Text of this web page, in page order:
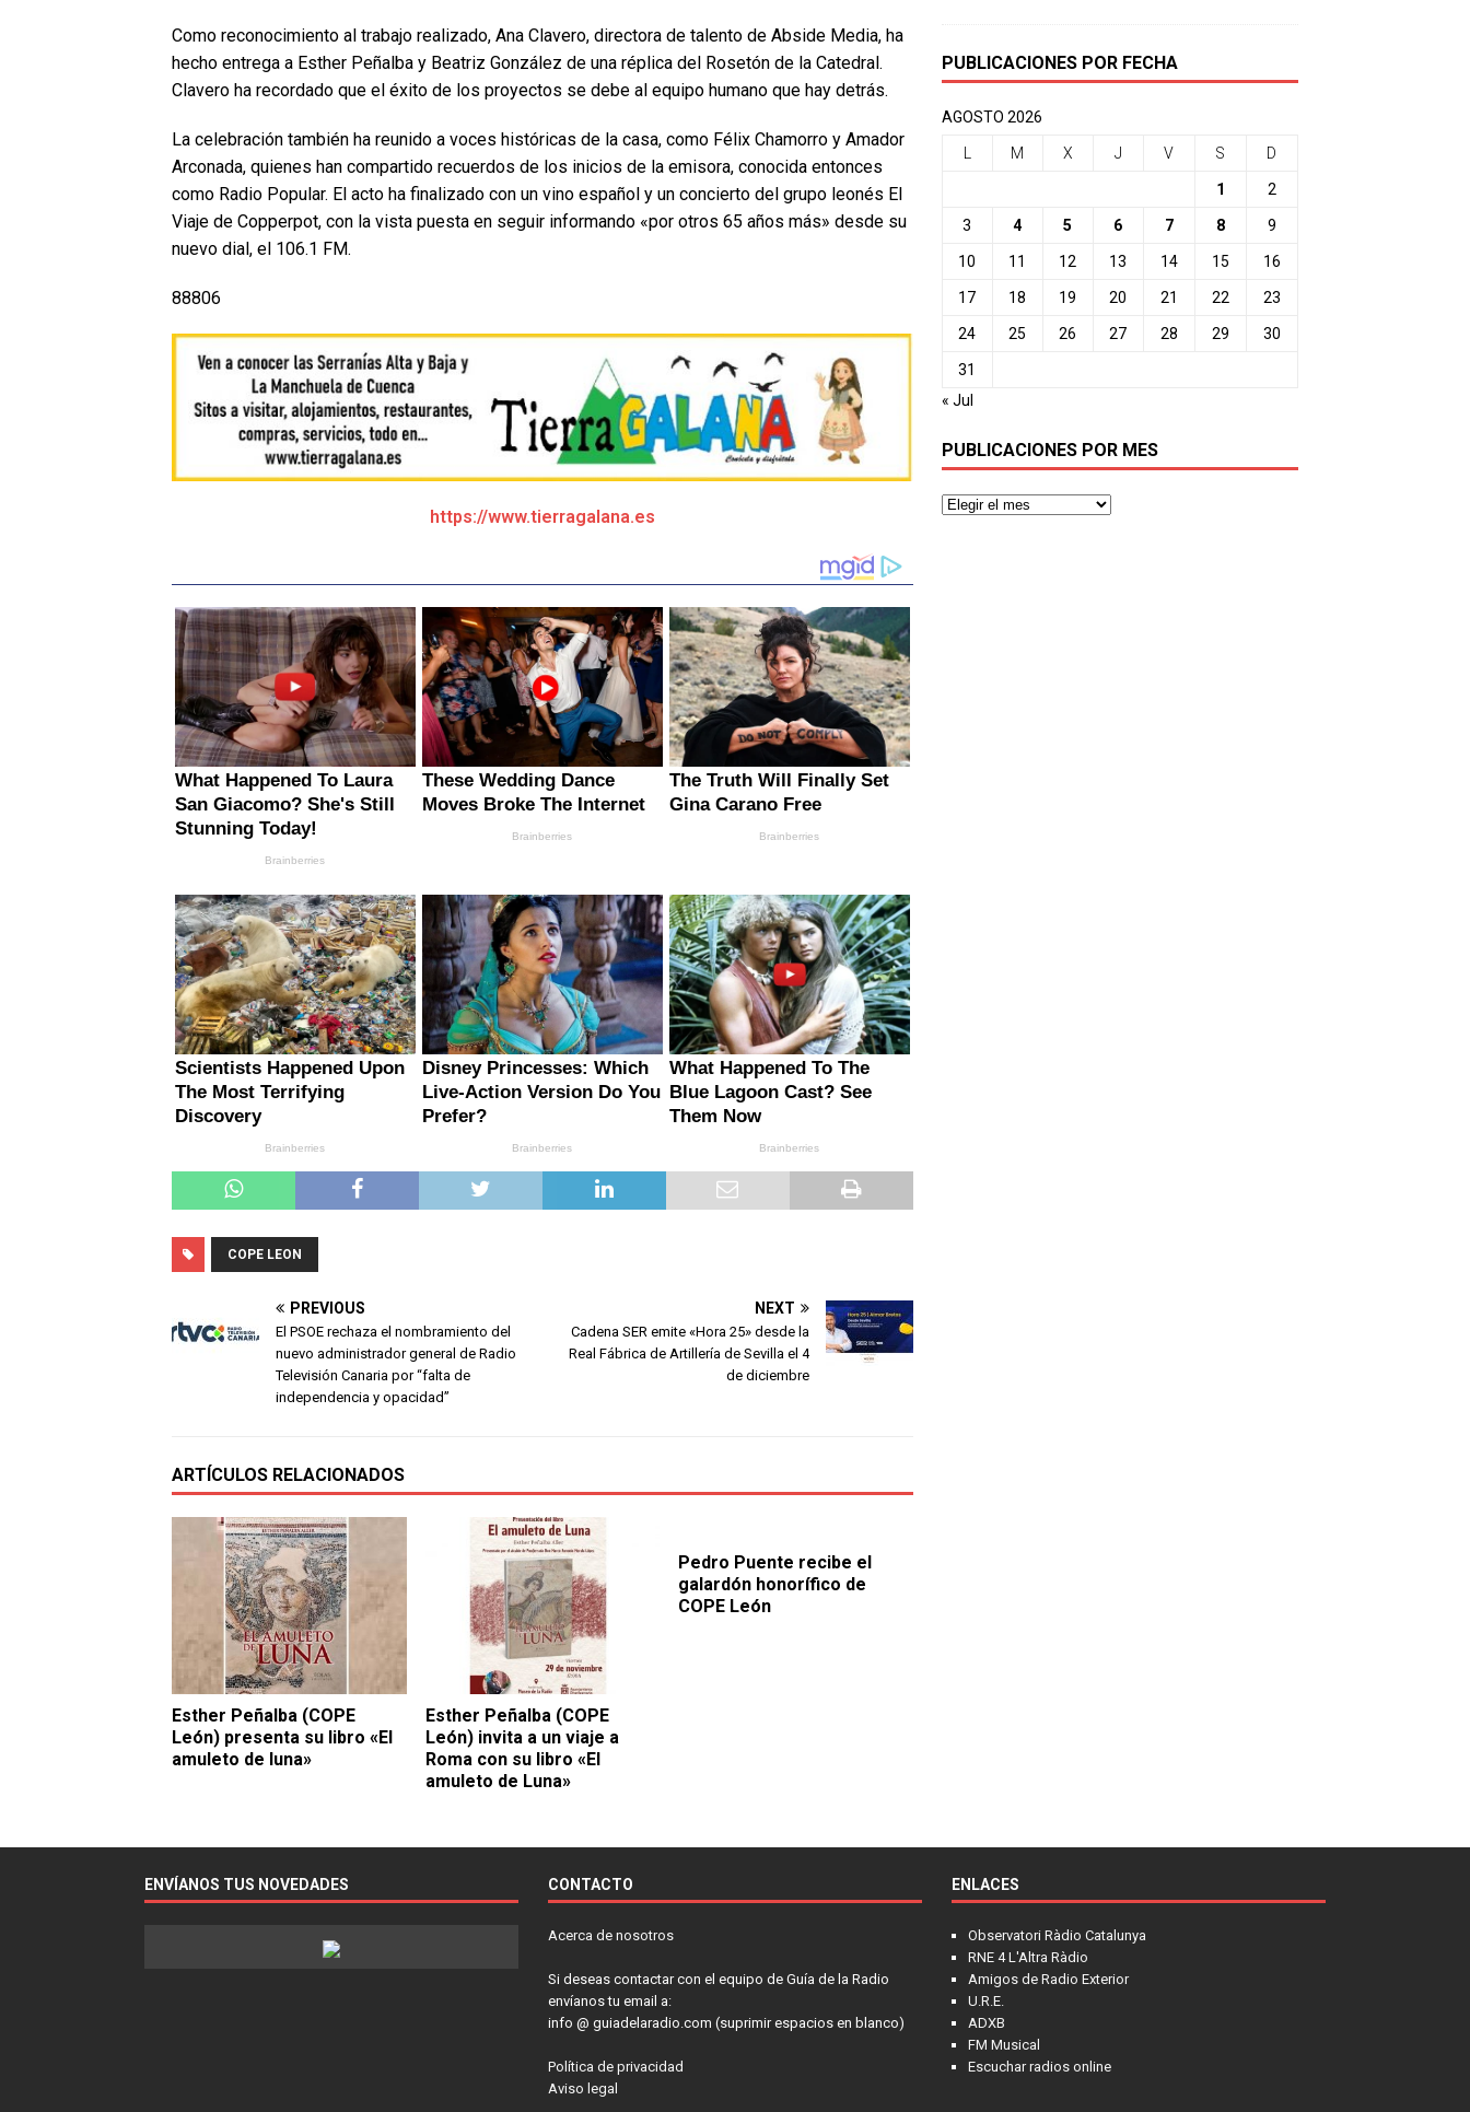
Como reconocimiento al trabajo realizado, Ana Clavero, directora de talento de Abside Media, ha
hecho entrega a Esther Peñalba y Beatriz González de una réplica del Rosetón de la Catedral.
Clavero ha recordado que el éxito de los proyectos se debe al equipo humano que hay detrás.
La celebración también ha reunido a voces históricas de la casa, como Félix Chamorro y Amador
Arconada, quienes han compartido recuerdos de los inicios de la emisora, conocida entonces
como Radio Popular. El acto ha finalizado con un vino español y un concierto del grupo leonés El
Viaje de Copperpot, con la vista puesta en seguir informando «por otros 65 años más» desde su
nuevo dial, el 106.1 FM.
88806
https://www.tierragalana.es
COPE LEON
PREVIOUS
El PSOE rechaza el nombramiento del
nuevo administrador general de Radio
Televisión Canaria por “falta de
independencia y opacidad”
NEXT
Cadena SER emite «Hora 25» desde la
Real Fábrica de Artillería de Sevilla el 4
de diciembre
ARTÍCULOS RELACIONADOS
Esther Peñalba (COPE
León) presenta su libro «El
amuleto de luna»
Esther Peñalba (COPE
León) invita a un viaje a
Roma con su libro «El
amuleto de Luna»
Pedro Puente recibe el
galardón honorífico de
COPE León
PUBLICACIONES POR FECHA
AGOSTO 2026
L M X J V S D
1 2
3 4 5 6 7 8 9
10 11 12 13 14 15 16
17 18 19 20 21 22 23
24 25 26 27 28 29 30
31
« Jul
PUBLICACIONES POR MES
ENVÍANOS TUS NOVEDADES CONTACTO
Acerca de nosotros
Si deseas contactar con el equipo de Guía de la Radio
envíanos tu email a:
info @ guiadelaradio.com (suprimir espacios en blanco)
Política de privacidad
Aviso legal
ENLACES
Observatori Ràdio Catalunya
RNE 4 L'Altra Ràdio
Amigos de Radio Exterior
U.R.E.
ADXB
FM Musical
Escuchar radios online